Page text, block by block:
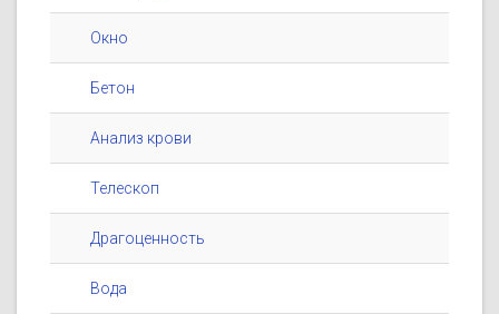
Окно
Бетон
Анализ крови
Телескоп
Драгоценность
Вода